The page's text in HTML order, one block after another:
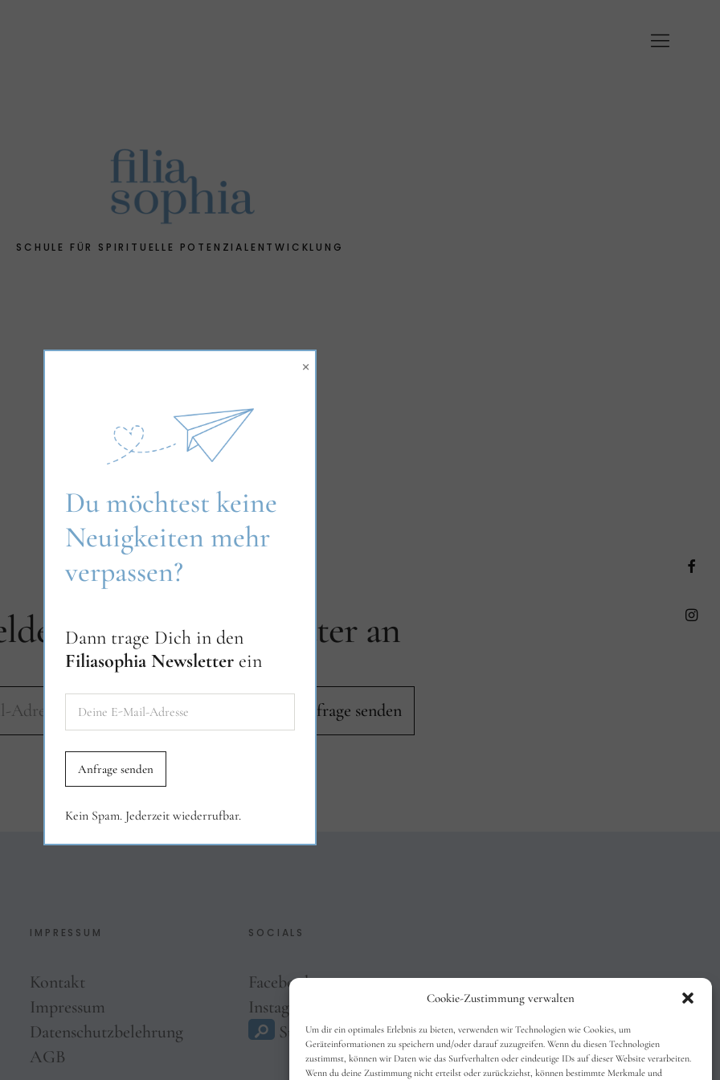
Cookie-Zustimmung verwalten
Um dir ein optimales Erlebnis zu bieten, verwenden wir Technologien wie Cookies, um
Geräteinformationen zu speichern und/oder darauf zuzugreifen. Wenn du diesen Technologien
zustimmst, können wir Daten wie das Surfverhalten oder eindeutige IDs auf dieser Website verarbeiten.
Wenn du deine Zustimmung nicht erteilst oder zurückziehst, können bestimmte Merkmale und
SCHULE FÜR SPIRITUELLE POTENZIALENTWICKLUNG
dich zum Newsletter an
IMPRESSUM
Kontakt
Impressum
Datenschutzbelehrung
AGB
SOCIALS
Facebook
Instagram
Suche
Du möchtest keine
Neuigkeiten mehr
verpassen?
Dann trage Dich in den
Filiasophia Newsletter ein
Kein Spam. Jederzeit wiederrufbar.
×